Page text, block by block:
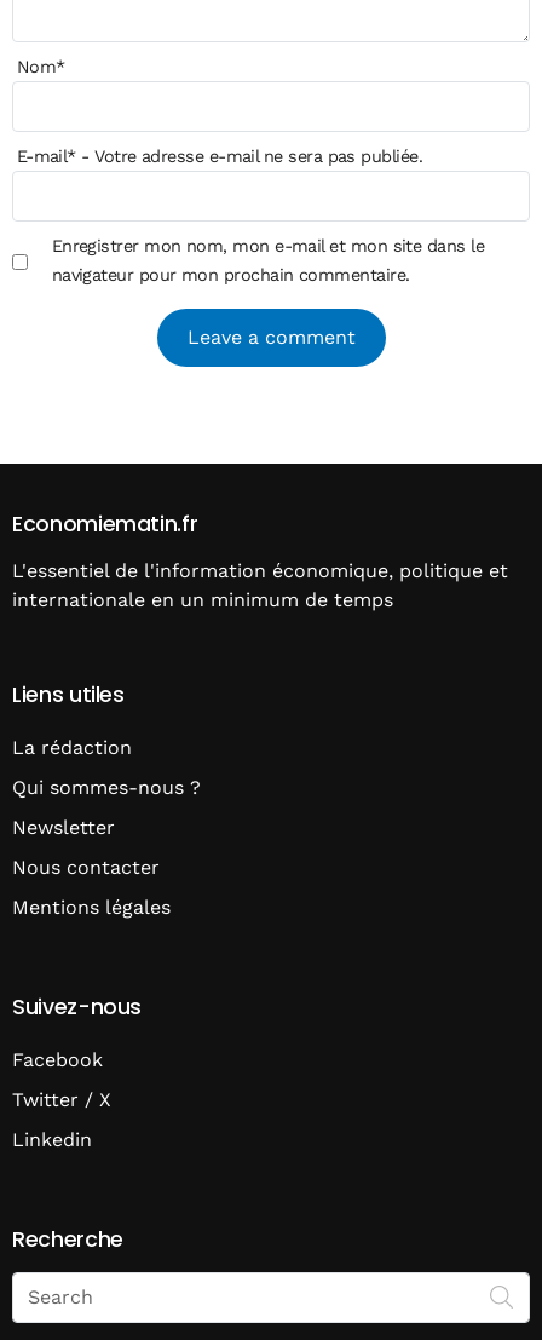
Nom*
E-mail*- Votre adresse e-mail ne sera pas publiée.
Enregistrer mon nom, mon e-mail et mon site dans le
navigateur pour mon prochain commentaire.
Economiematin.fr
L'essentiel de l'information économique, politique et
internationale en un minimum de temps
Liens utiles
La rédaction
Qui sommes-nous ?
Newsletter
Nous contacter
Mentions légales
Suivez-nous
Facebook
Twitter / X
Linkedin
Recherche
Search
on
Economie